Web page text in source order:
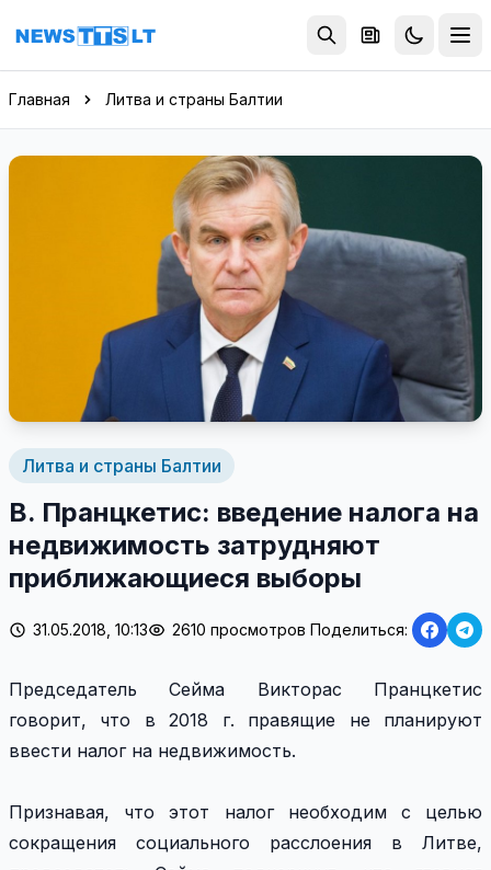
Перейти к содержимому
Главная Литва и страны Балтии
Литва и страны Балтии
В. Пранцкетис: введение налога на
недвижимость затрудняют
приближающиеся выборы
31.05.2018, 10:13 2610 просмотров Поделиться:
Председатель Сейма Викторас Пранцкетис
говорит, что в 2018 г. правящие не планируют
ввести налог на недвижимость.
Признавая, что этот налог необходим с целью
сокращения социального расслоения в Литве,